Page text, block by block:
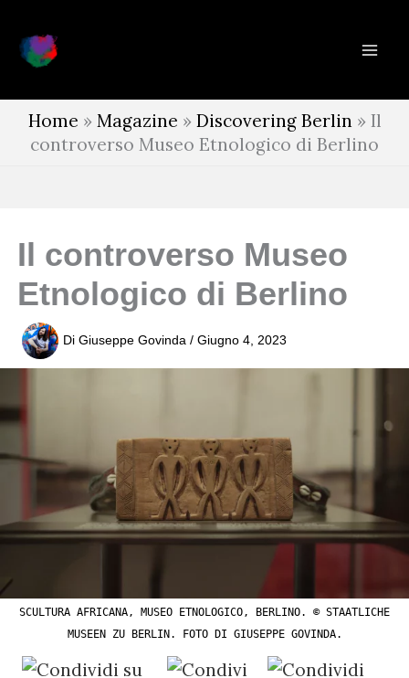
contenuto
Home » Magazine » Discovering Berlin» Il
controverso Museo Etnologico di Berlino
Il controverso Museo
Etnologico di Berlino
Di Giuseppe Govinda / Giugno 4, 2023
SCULTURA AFRICANA, MUSEO ETNOLOGICO, BERLINO. © STAATLICHE
MUSEEN ZU BERLIN. FOTO DI GIUSEPPE GOVINDA.